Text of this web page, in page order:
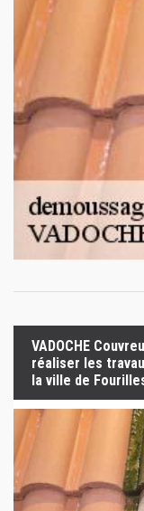
VADOCHE
réaliser les
la ville de